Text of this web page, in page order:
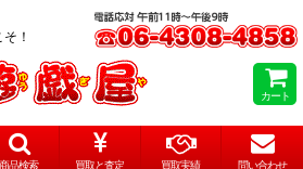
！
カート
商品検索 買取と査定 買取実績 問い合わせ